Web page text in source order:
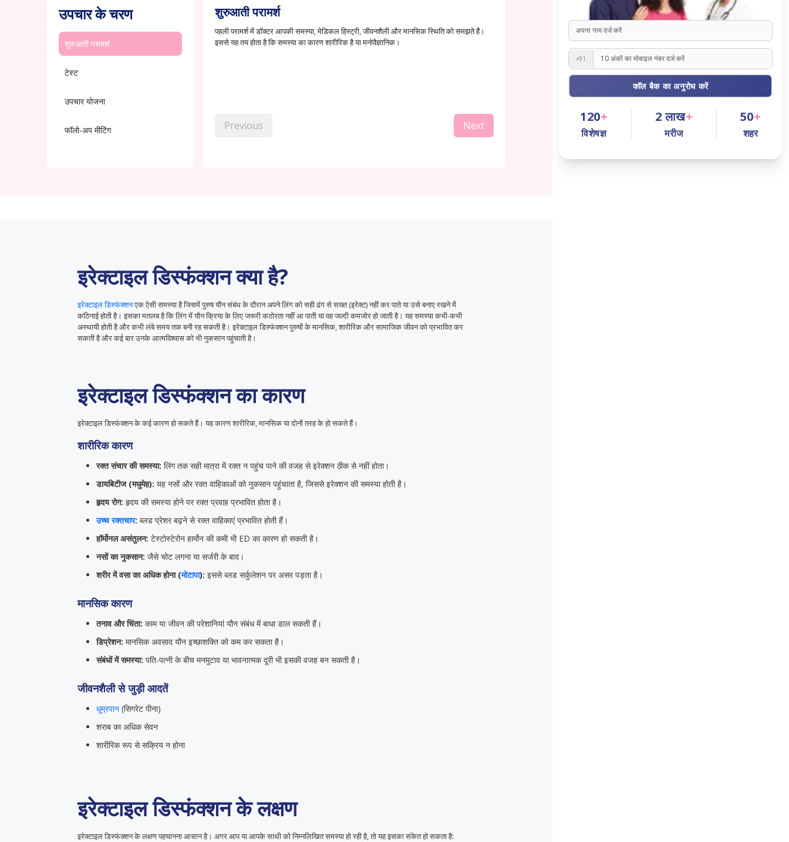
उपचार के चरण
शुरुआती परामर्श
टेस्ट
उपचार योजना
फॉलो-अप मीटिंग
शुरुआती परामर्श
पहली परामर्श में डॉक्टर आपकी समस्या, मेडिकल हिस्ट्री, जीवनशैली और मानसिक स्थिति को समझते हैं।
इससे यह तय होता है कि समस्या का कारण शारीरिक है या मनोवैज्ञानिक।
Previous Next
इरेक्टाइल डिस्फंक्शन क्या है?
इरेक्टाइल डिस्फंक्शनएक ऐसी समस्या है जिसमें पुरुष यौन संबंध के दौरान अपने लिंग को सही ढंग से सख्त (इरेक्ट) नहीं कर पाते या उसे बनाए रखने में
कठिनाई होती है। इसका मतलब है कि लिंग में यौन क्रिया के लिए जरूरी कठोरता नहीं आ पाती या वह जल्दी कमजोर हो जाती है। यह समस्या कभी-कभी
अस्थायी होती है और कभी लंबे समय तक बनी रह सकती है। इरेक्टाइल डिस्फंक्शन पुरुषों के मानसिक, शारीरिक और सामाजिक जीवन को प्रभावित कर
सकती है और कई बार उनके आत्मविश्वास को भी नुकसान पहुंचाती है।
इरेक्टाइल डिस्फंक्शन का कारण
इरेक्टाइल डिस्फंक्शन के कई कारण हो सकते हैं। यह कारण शारीरिक, मानसिक या दोनों तरह के हो सकते हैं।
शारीरिक कारण
रक्त संचार की समस्या: लिंग तक सही मात्रा में रक्त न पहुंच पाने की वजह से इरेक्शन ठीक से नहीं होता।
डायबिटीज (मधुमेह): यह नसों और रक्त वाहिकाओं को नुकसान पहुंचाता है, जिससे इरेक्शन की समस्या होती है।
हृदय रोग: हृदय की समस्या होने पर रक्त प्रवाह प्रभावित होता है।
उच्च रक्तचाप: ब्लड प्रेशर बढ़ने से रक्त वाहिकाएं प्रभावित होती हैं।
हॉर्मोनल असंतुलन: टेस्टोस्टेरोन हार्मोन की कमी भी ED का कारण हो सकती है।
नसों का नुकसान: जैसे चोट लगना या सर्जरी के बाद।
शरीर में वसा का अधिक होना (मोटापा): इससे ब्लड सर्कुलेशन पर असर पड़ता है।
मानसिक कारण
तनाव और चिंता: काम या जीवन की परेशानियां यौन संबंध में बाधा डाल सकती हैं।
डिप्रेशन: मानसिक अवसाद यौन इच्छाशक्ति को कम कर सकता है।
संबंधों में समस्या: पति-पत्नी के बीच मनमुटाव या भावनात्मक दूरी भी इसकी वजह बन सकती है।
जीवनशैली से जुड़ी आदतें
धूम्रपान (सिगरेट पीना)
शराब का अधिक सेवन
शारीरिक रूप से सक्रिय न होना
इरेक्टाइल डिस्फंक्शन के लक्षण
इरेक्टाइल डिस्फंक्शन के लक्षण पहचानना आसान है। अगर आप या आपके साथी को निम्नलिखित समस्या हो रही है, तो यह इसका संकेत हो सकता है:
+91
कॉल बैक का अनुरोध करें
120+
विशेषज्ञ
2लाख+
मरीज
50+
शहर